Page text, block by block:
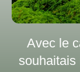
Avec le
souhaitais